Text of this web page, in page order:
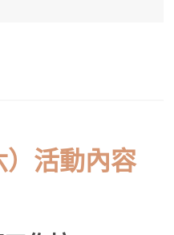
）活動內容